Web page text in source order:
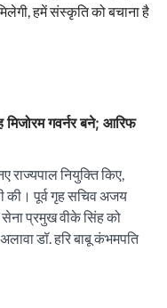
हमें संस्कृति को बचाना है
गवर्नर बने; आरिफ
राज्यपाल नियुक्ति किए,
की। पूर्व गृह सचिव अजय
सेना प्रमुख वीके सिंह को
डॉ. हरि बाबू कंभमपति